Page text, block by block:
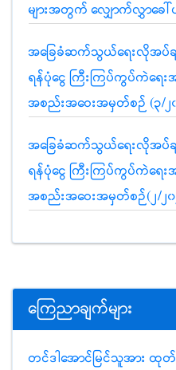
များအတွက် လျှောက်လွှာခေါ်
အခြေခံဆက်သွယ်ရေးလိုအပ်ခ
ရန်ပုံငွေ ကြီးကြပ်ကွပ်ကဲရေ
အစည်းအဝေးအမှတ်စဉ် (၃/၂၀
အခြေခံဆက်သွယ်ရေးလိုအပ်ခ
ရန်ပုံငွေ ကြီးကြပ်ကွပ်ကဲရေ
အစည်းအဝေးအမှတ်စဉ်(၂/၂၀
ကြေညာချက်များ
တင်ဒါအောင်မြင်သူအား ထုတ်